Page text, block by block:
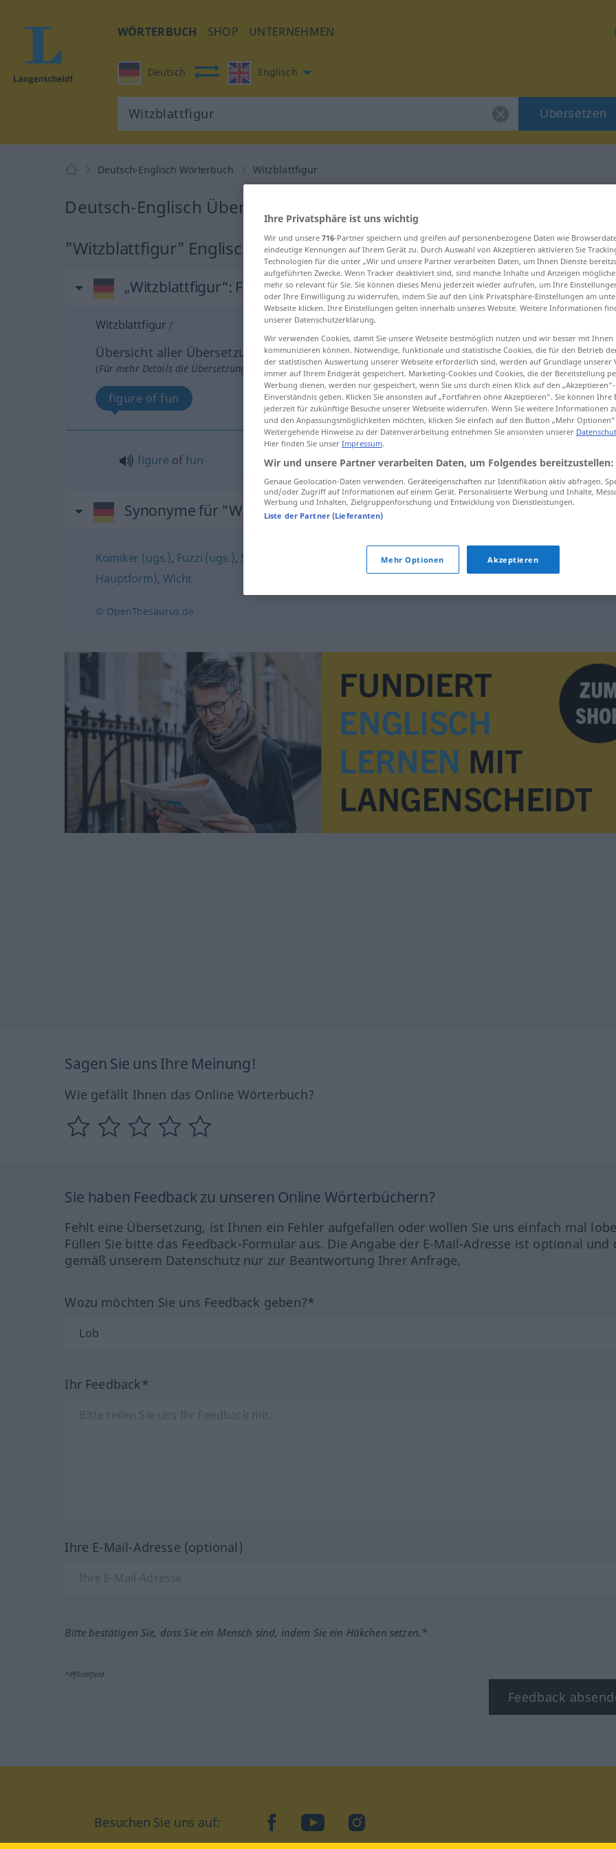
WÖRTERBUCH SHOP UNTERNEHMEN
Deutsch Englisch
Übersetzen
Deutsch-Englisch Wörterbuch Witzblattfigur
Deutsch-Englisch Übersetzung für "Witzblattfigur"
"Witzblattfigur" Englisch Übersetzung
„Witzblattfigur“: Femininum
Witzblattfigur f
Übersicht aller Übersetzungen
(Für mehr Details die Übersetzung anklicken/antippen)
figure of fun
figure offun Witzblattfigur Witzfigur
Synonyme für "Witzblattfigur"
Komiker (ugs.), Fuzzi (ugs.), Schießbudenfigur (ugs.) Hanswurst,Wurst (ugs.),Witzfigur (ugs.,
Hauptform),Wicht
© OpenThesaurus.de
Sagen Sie uns Ihre Meinung!
Wie gefällt Ihnen das Online Wörterbuch?
Sie haben Feedback zu unseren Online Wörterbüchern?
Fehlt eine Übersetzung, ist Ihnen ein Fehler aufgefallen oder wollen Sie uns einfach mal
Füllen Sie bitte das Feedback-Formular aus. Die Angabe der E-Mail-Adresse ist optional und
gemäß unserem Datenschutz nur zur Beantwortung Ihrer Anfrage.
Wozu möchten Sie uns Feedback geben?*
Ihr Feedback*
Ihre E-Mail-Adresse (optional)
Bitte bestätigen Sie, dass Sie ein Mensch sind, indem Sie ein Häkchen setzen.*
*Pflichtfeld
Feedback
Besuchen Sie uns auf: facebookYouTubeInstagram
Ihre Privatsphäre ist uns wichtig
Wir und unsere 716-Partner speichern und greifen auf personenbezogene Daten wie
eindeutige Kennungen auf Ihrem Gerät zu. Durch Auswahl von Akzeptieren aktivieren Sie
Technologien für die unter „Wir und unsere Partner verarbeiten Daten, um Ihnen Dienste
aufgeführten Zwecke. Wenn Tracker deaktiviert sind, sind manche Inhalte und Anzeigen
mehr so relevant für Sie. Sie können dieses Menü jederzeit wieder aufrufen, um Ihre
oder Ihre Einwilligung zu widerrufen, indem Sie auf den Link Privatsphäre-Einstellungen am
Webseite klicken. Ihre Einstellungen gelten innerhalb unseres Website. Weitere Informationen
unserer Datenschutzerklärung.
Wir verwenden Cookies, damit Sie unsere Webseite bestmöglich nutzen und wir besser mit Ihnen
kommunizieren können. Notwendige, funktionale und statistische Cookies, die für den Betrieb
der statistischen Auswertung unserer Webseite erforderlich sind, werden auf Grundlage unserer
immer auf Ihrem Endgerät gespeichert. Marketing-Cookies und Cookies, die der Bereitstellung
Werbung dienen, werden nur gespeichert, wenn Sie uns durch einen Klick auf den
Einverständnis geben. Klicken Sie ansonsten auf „Fortfahren ohne Akzeptieren“. Sie können
jederzeit für zukünftige Besuche unserer Webseite widerrufen. Wenn Sie weitere Informationen
und den Anpassungsmöglichkeiten möchten, klicken Sie einfach auf den Button „Mehr
Weitergehende Hinweise zu der Datenverarbeitung entnehmen Sie ansonsten unserer
Hier finden Sie unser Impressum.
Wir und unsere Partner verarbeiten Daten, um Folgendes bereitzustellen:
Genaue Geolocation-Daten verwenden. Geräteeigenschaften zur Identifikation aktiv abfragen.
und/oder Zugriff auf Informationen auf einem Gerät. Personalisierte Werbung und Inhalte,
Werbung und Inhalten, Zielgruppenforschung und Entwicklung von Dienstleistungen.
Liste der Partner (Lieferanten)
Mehr Optionen Akzeptieren